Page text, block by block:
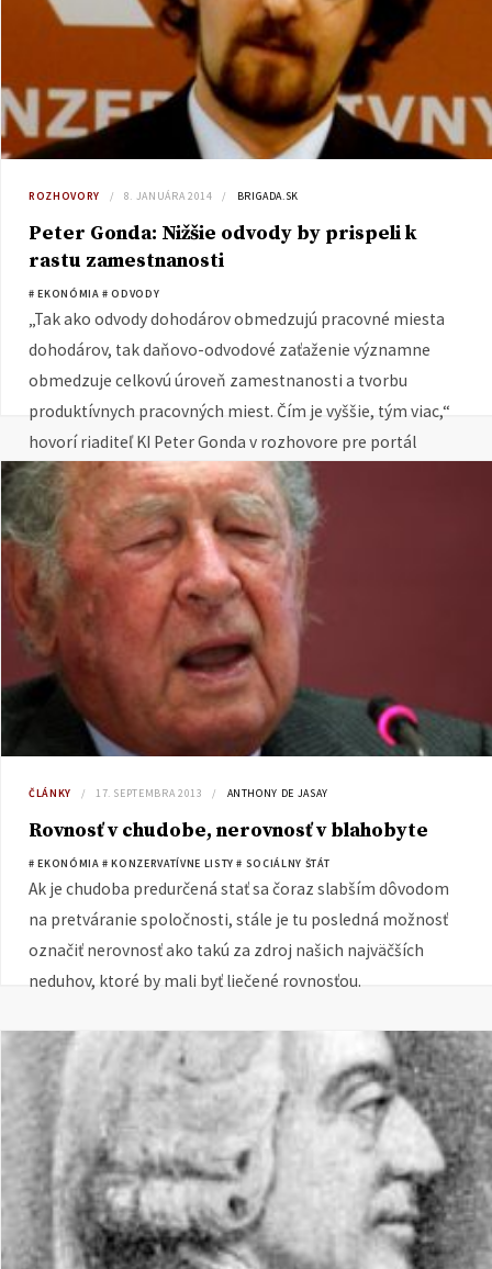
ROZHOVORY 8. JANUÁRA 2014 BRIGADA.SK
Peter Gonda: Nižšie odvody by prispeli k
rastu zamestnanosti
# EKONÓMIA # ODVODY
„Tak ako odvody dohodárov obmedzujú pracovné miesta
dohodárov, tak daňovo-odvodové zaťaženie významne
obmedzuje celkovú úroveň zamestnanosti a tvorbu
produktívnych pracovných miest. Čím je vyššie, tým viac,“
hovorí riaditeľ KI Peter Gonda v rozhovore pre portál
brigada.sk
ČLÁNKY 17. SEPTEMBRA 2013 ANTHONY DE JASAY
Rovnosť v chudobe, nerovnosť v blahobyte
# EKONÓMIA # KONZERVATÍVNE LISTY # SOCIÁLNY ŠTÁT
Ak je chudoba predurčená stať sa čoraz slabším dôvodom
na pretváranie spoločnosti, stále je tu posledná možnosť
označiť nerovnosť ako takú za zdroj našich najväčších
neduhov, ktoré by mali byť liečené rovnosťou.